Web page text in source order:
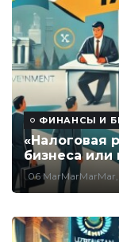
ФИНАНСЫ И
«Налоговая
бизнеса или
06 MarMarMarMar,